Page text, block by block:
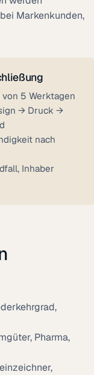
Markenkunden,
5 Werktagen
→ Druck →
nach
Inhaber
Pharma,